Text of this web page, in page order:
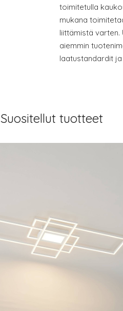
toimitetulla
mukana
liittämistä varten.
aiemmin
laatustandardit
Suositellut tuotteet